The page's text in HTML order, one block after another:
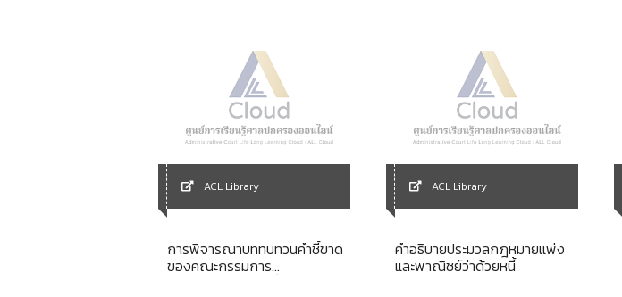
ACL Library
การพิจารณาบททบทวนคำชี้ขาด
ของคณะกรรมการ
ACL Library
คำอธิบายประมวลกฎหมายแพ่ง
และพาณิชย์ว่าด้วยหนี้